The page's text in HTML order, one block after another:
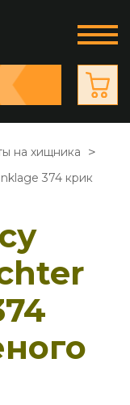
на хищника
374 крик